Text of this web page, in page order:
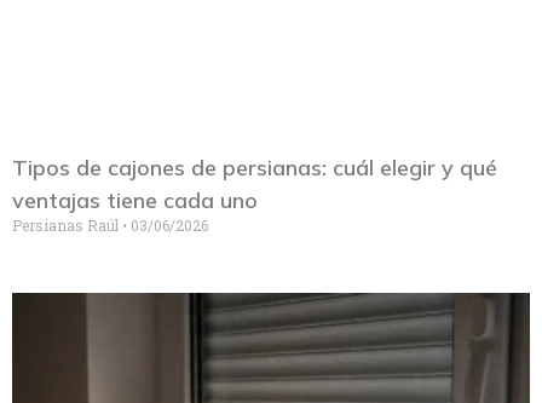
Tipos de cajones de persianas: cuál elegir y qué
ventajas tiene cada uno
Persianas Raúl 03/06/2026